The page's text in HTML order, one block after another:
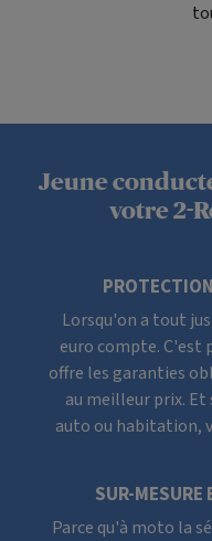
Jeune
votre 2-
Lorsqu'on a tout
euro compte. C'est
offre les garanties
au meilleur prix.
auto ou habitation,
SUR-MESURE
Parce qu'à moto la